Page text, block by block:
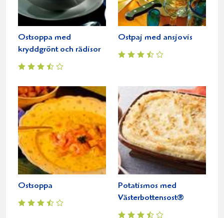
Ostsoppa med
kryddgrönt och rädisor
Ostpaj med ansjovis
Ostsoppa
Potatismos med
Västerbottensost®